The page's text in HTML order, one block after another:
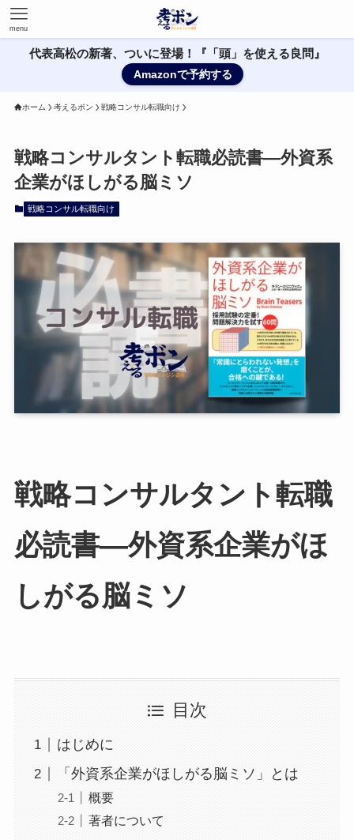
menu
代表高松の新著、ついに登場！『「頭」を使える良問』
Amazonで予約する
ホーム 考えるボン 戦略コンサル転職向け
戦略コンサルタント転職必読書—外資系
企業がほしがる脳ミソ
戦略コンサル転職向け
戦略コンサルタント転職
必読書—外資系企業がほ
しがる脳ミソ
目次
はじめに
「外資系企業がほしがる脳ミソ」とは
概要
著者について